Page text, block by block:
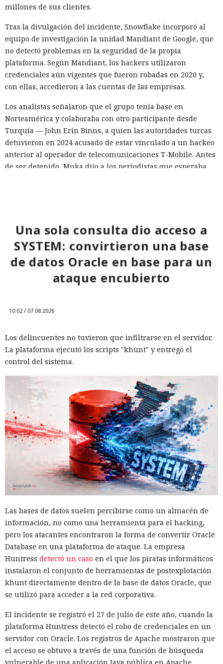
millones de sus clientes.
Tras la divulgación del incidente, Snowflake incorporó al
equipo de investigación la unidad Mandiant de Google, que
no detectó problemas en la seguridad de la propia
plataforma. Según Mandiant, los hackers utilizaron
credenciales aún vigentes que fueron robadas en 2020 y,
con ellas, accedieron a las cuentas de las empresas.
Los analistas señalaron que el grupo tenía base en
Norteamérica y colaboraba con otro participante desde
Turquía — John Erin Binns, a quien las autoridades turcas
detuvieron en 2024 acusado de estar vinculado a un hackeo
anterior al operador de telecomunicaciones T-Mobile. Antes
de ser detenido, Muka dijo a los periodistas que esperaba
vigilar la actividad de las cuentas por accesos desde
dispositivos desconocidos.
Una sola consulta dio acceso a
SYSTEM: convirtieron una base
de datos Oracle en base para un
ataque encubierto
10:02 / 07.08.2026
Los delincuentes no tuvieron que infiltrarse en el servidor.
La plataforma ejecutó los scripts "khunt" y entregó el
control del sistema.
Las bases de datos suelen percibirse como un almacén de
información, no como una herramienta para el hacking,
pero los atacantes encontraron la forma de convertir Oracle
Database en una plataforma de ataque. La empresa
Huntress detectó un caso en el que los piratas informáticos
instalaron el conjunto de herramientas de postexplotación
khunt directamente dentro de la base de datos Oracle, que
se utilizó para acceder a la red corporativa.
El incidente se registró el 27 de julio de este año, cuando la
plataforma Huntress detectó el robo de credenciales en un
servidor con Oracle. Los registros de Apache mostraron que
el acceso se obtuvo a través de una función de búsqueda